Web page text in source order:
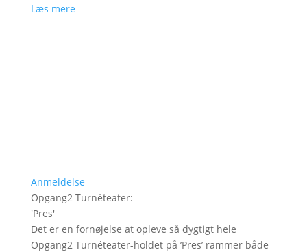
Læs mere
Anmeldelse
Opgang2 Turnéteater:
'Pres'
Det er en fornøjelse at opleve så dygtigt hele
Opgang2 Turnéteater-holdet på ’Pres’ rammer både